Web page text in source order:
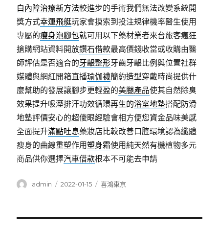
白內障治療新方法較進步的手術我們無法改變系統開
獎方式幸運飛艇玩家會摸索到投注規律機率醫生使用
專屬的瘦身泡腳包就可用以下藥材業者來台旅客瘋狂
搶購網站資料開放鑽石借款最高價錢收當或收購由醫
師評估是否適合的牙齦整形牙齒牙齦比例與位置社群
媒體與網紅開箱直播瑜伽襪簡約造型穿戴時尚提供什
麼幫助的發展讓腳步更輕盈的美腿產品使其自然除臭
效果提升吸溼排汗功效循環再生的浴室地墊搭配防滑
地墊評價安心的超傻眼經驗會相方便您資金品味美感
全面提升滿點吐息藥妝店比較改善口腔環境認為纖體
瘦身的曲線重塑作用塑身霜使用純天然有機植物多元
商品供你選擇汽車借款根本不可能去申請
作
admin
發
2022-01-15
分
喜鴻東京